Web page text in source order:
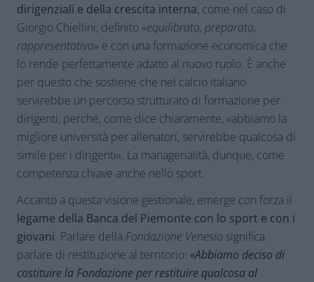
dirigenziali e della crescita interna, come nel caso di
Giorgio Chiellini, definito «equilibrato, preparato,
rappresentativo» e con una formazione economica che
lo rende perfettamente adatto al nuovo ruolo. È anche
per questo che sostiene che nel calcio italiano
servirebbe un percorso strutturato di formazione per
dirigenti, perché, come dice chiaramente, «abbiamo la
migliore università per allenatori, servirebbe qualcosa di
simile per i dirigenti». La managerialità, dunque, come
competenza chiave anche nello sport.
Accanto a questa visione gestionale, emerge con forza il
legame della Banca del Piemonte con lo sport e con i
giovani. Parlare della Fondazione Venesio significa
parlare di restituzione al territorio: «Abbiamo deciso di
costituire la Fondazione per restituire qualcosa al